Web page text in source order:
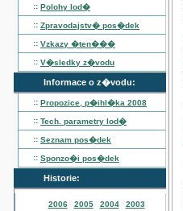
:: Polohy lod�
:: Zpravodajstv� pos�dek
:: Vzkazy �ten���
:: V�sledky z�vodu
Informace o z�vodu:
:: Propozice, p�ihl�ka 2008
:: Tech. parametry lod�
:: Seznam pos�dek
:: Sponzo�i pos�dek
Historie:
2006 2005 2004
2003